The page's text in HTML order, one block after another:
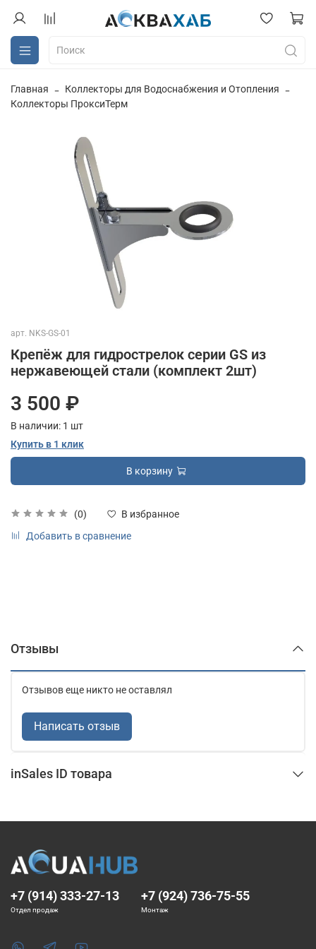
Главная
Коллекторы для Водоснабжения и Отопления
Коллекторы ПроксиТерм
арт. NKS-GS-01
Крепёж для гидрострелок серии GS из
нержавеющей стали (комплект 2шт)
(0)
В избранное
Добавить в сравнение
3 500 ₽
В наличии: 1 шт
Купить в 1 клик
В корзину
Отзывы
Отзывов еще никто не оставлял
Написать отзыв
inSales ID товара
+7 (914) 333-27-13
Отдел продаж
+7 (924) 736-75-55
Монтаж